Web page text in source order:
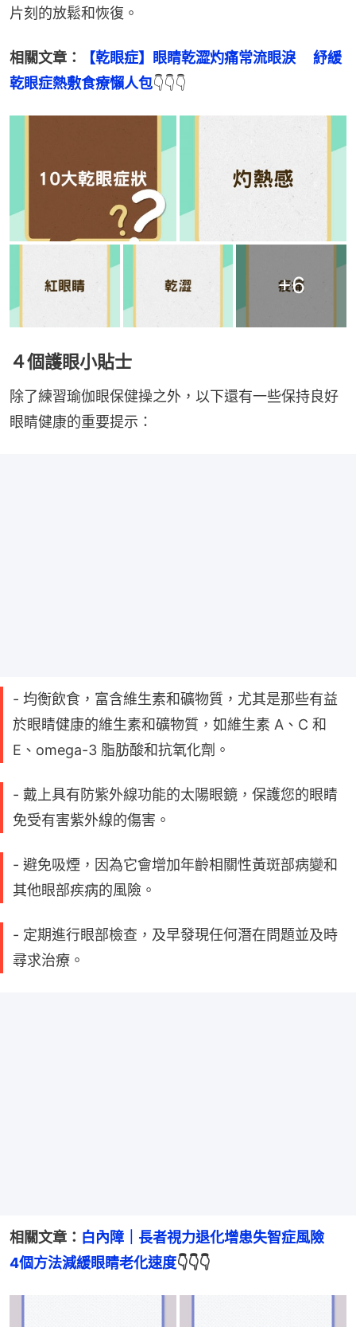
片刻的放鬆和恢復。
相關文章：
【乾眼症】眼睛乾澀灼痛常流眼淚　 紓緩
乾眼症熱敷食療懶人包👇👇👇
+6
４個護眼小貼士
除了練習瑜伽眼保健操之外，以下還有一些保持良好
眼睛健康的重要提示：
- 均衡飲食，富含維生素和礦物質，尤其是那些有益
於眼睛健康的維生素和礦物質，如維生素 A、C 和
E、omega-3 脂肪酸和抗氧化劑。
- 戴上具有防紫外線功能的太陽眼鏡，保護您的眼睛
免受有害紫外線的傷害。
- 避免吸煙，因為它會增加年齡相關性黃斑部病變和
其他眼部疾病的風險。
- 定期進行眼部檢查，及早發現任何潛在問題並及時
尋求治療。
相關文章： 白內障｜長者視力退化增患失智症風險
4個方法減緩眼睛老化速度👇👇👇